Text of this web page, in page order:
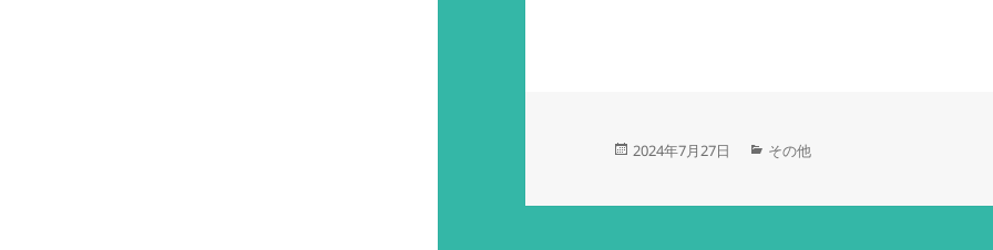
投
日:
2024年7月27日
カ
ゴ
その他